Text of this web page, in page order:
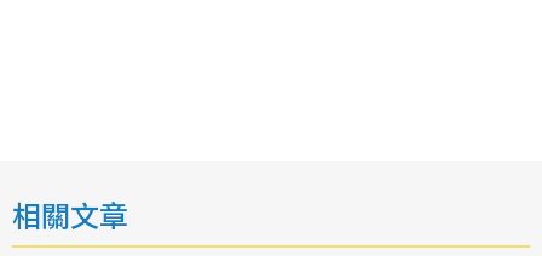
相關文章